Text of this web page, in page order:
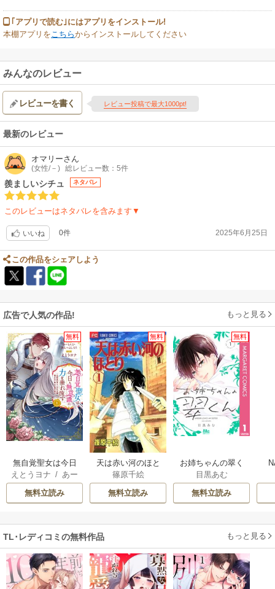
｢アプリで読む｣にはアプリをインストール!
本棚アプリを こちらからインストールしてください
みんなのレビュー
レビューを書く レビュー投稿で最大1000pt!
最新のレビュー
オマリーさん
(女性/－) 総レビュー数：5件
羨ましいシチュ ネタバレ
このレビューはネタバレを含みます▼
いいね 0件 2025年6月25日
この作品をシェアしよう
広告で人気の作品! もっと見る
無料
無自覚聖女は今日
も無意識に力を垂
れ流す ～公爵家
の落ちこぼれ令
を掴み取る～
えとうヨナ / あー
もんど/あんべよ
しろう
無料立読み
無料
天は赤い河のほと
り
篠原千絵
無料立読み
無料
お姉ちゃんの翠く
ん
目黒あむ
無料立読み
TL･レディコミの無料作品 もっと見る